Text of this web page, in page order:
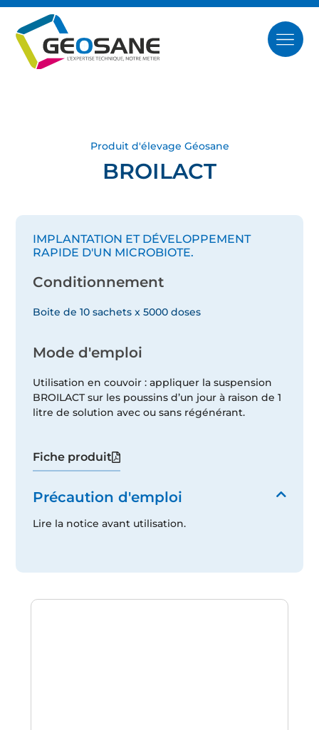
Produit d'élevage Géosane
BROILACT
IMPLANTATION ET DÉVELOPPEMENT
RAPIDE D'UN MICROBIOTE.
Conditionnement
Boite de 10 sachets x 5000 doses
Mode d'emploi
Utilisation en couvoir : appliquer la suspension
BROILACT sur les poussins d’un jour à raison de 1
litre de solution avec ou sans régénérant.
Fiche produit
Précaution d'emploi
Lire la notice avant utilisation.